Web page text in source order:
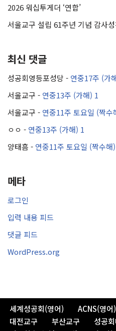
2026 워십투게더 ‘연합’
서울교구 설립 61주년 기념 감사
최신 댓글
성공회영등포성당 - 연중17주 (가
서울교구 - 연중13주 (가해) 1
서울교구 - 연중11주 토요일 (짝수
ㅇㅇ - 연중13주 (가해) 1
양태흠 - 연중11주 토요일 (짝수해)
메타
로그인
입력 내용 피드
댓글 피드
WordPress.org
세계성공회(영어) ACNS(영어)
대전교구
부산교구
성공